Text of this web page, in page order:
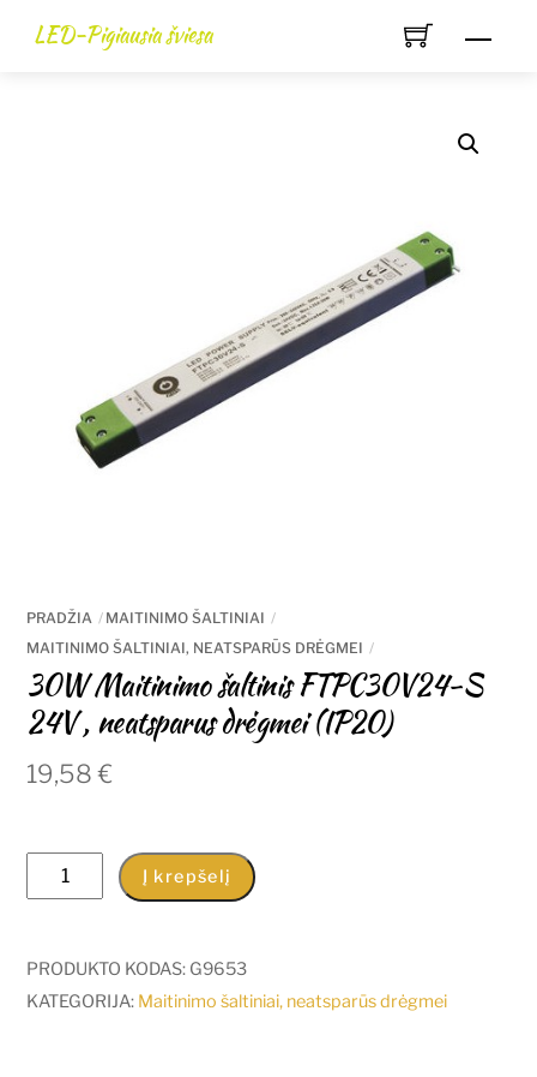
LED-Pigiausia šviesa
PRADŽIA
MAITINIMO ŠALTINIAI
MAITINIMO ŠALTINIAI, NEATSPARŪS DRĖGMEI
30W Maitinimo šaltinis FTPC30V24-S
24V , neatsparus drėgmei (IP20)
19,58€
produkto
kiekis:
Maitinimo
šaltinis
Į krepšelį
PRODUKTO KODAS: G9653
KATEGORIJA: Maitinimo šaltiniai, neatsparūs drėgmei